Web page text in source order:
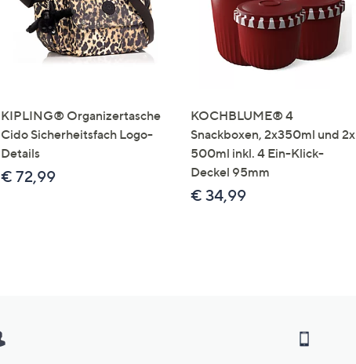
KIPLING® Organizertasche
Cido Sicherheitsfach Logo-
Details
€ 72,99
KOCHBLUME® 4
Snackboxen, 2x350ml und 2x
500ml inkl. 4 Ein-Klick-
Deckel 95mm
€ 34,99